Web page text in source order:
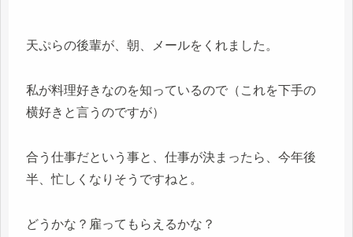
天ぷらの後輩が、朝、メールをくれました。
私が料理好きなのを知っているので（これを下手の
横好きと言うのですが）
合う仕事だという事と、仕事が決まったら、今年後
半、忙しくなりそうですねと。
どうかな？雇ってもらえるかな？